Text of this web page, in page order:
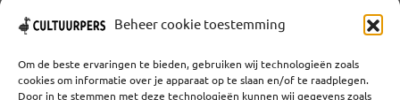
Beheer cookie toestemming
Om de beste ervaringen te bieden, gebruiken wij technologieën zoals
cookies om informatie over je apparaat op te slaan en/of te raadplegen.
Door in te stemmen met deze technologieën kunnen wij gegevens zoals
ervoor. De inkomsten uit kaartverkoop dalen
echter al een paar jaar. Daarnaast rijst het
uitgavepatroon sinds het aantreden van